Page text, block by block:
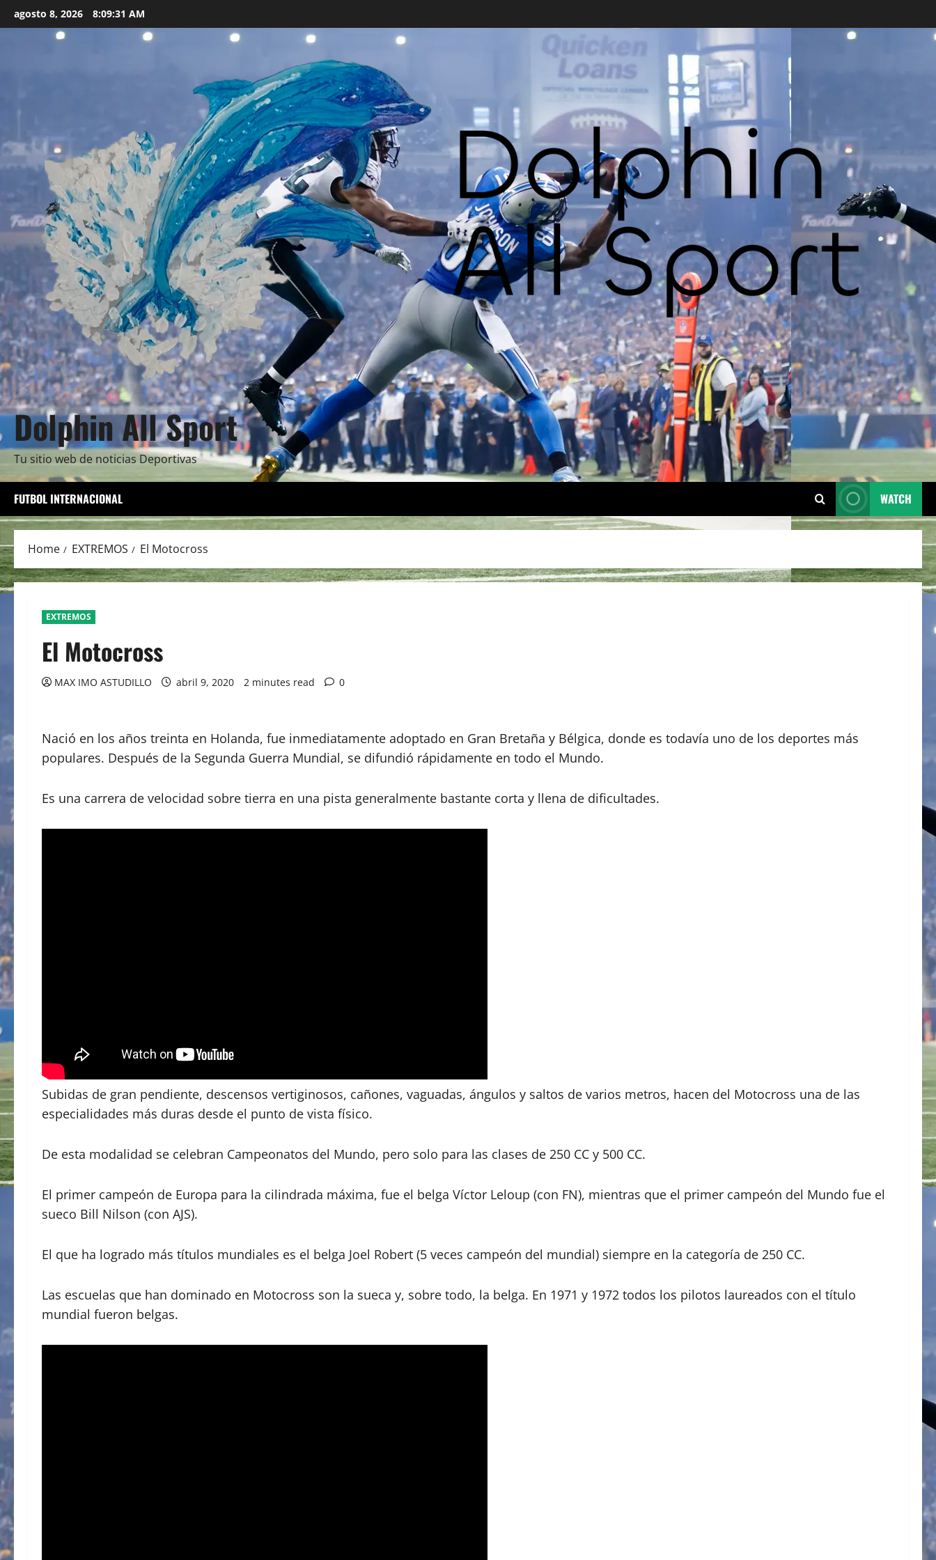
to
agosto 8, 2026 8:09:33 AM
Dolphin All Sport
Tu sitio web de noticias Deportivas
FUTBOL INTERNACIONAL WATCH
Home EXTREMOS El Motocross
EXTREMOS
El Motocross
MAX IMO ASTUDILLO abril 9, 2020 2 minutes read 0
Nació en los años treinta en Holanda, fue inmediatamente adoptado en Gran Bretaña y Bélgica, donde es todavía uno de los deportes más
populares. Después de la Segunda Guerra Mundial, se difundió rápidamente en todo el Mundo.
Es una carrera de velocidad sobre tierra en una pista generalmente bastante corta y llena de dificultades.
Subidas de gran pendiente, descensos vertiginosos, cañones, vaguadas, ángulos y saltos de varios metros, hacen del Motocross una de las
especialidades más duras desde el punto de vista físico.
De esta modalidad se celebran Campeonatos del Mundo, pero solo para las clases de 250 CC y 500 CC.
El primer campeón de Europa para la cilindrada máxima, fue el belga Víctor Leloup (con FN), mientras que el primer campeón del Mundo fue el
sueco Bill Nilson (con AJS).
El que ha logrado más títulos mundiales es el belga Joel Robert (5 veces campeón del mundial) siempre en la categoría de 250 CC.
Las escuelas que han dominado en Motocross son la sueca y, sobre todo, la belga. En 1971 y 1972 todos los pilotos laureados con el título
mundial fueron belgas.